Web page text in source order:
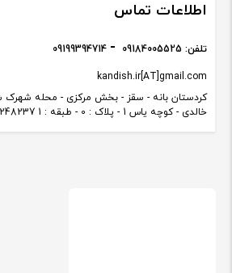
اطلاعات تماس
کردستان بانه - سقز - بخش مرکزی - محله شهرک
خالدی - کوچه یاس 1 - پلاک : 0 - طبقه : 1 08736248237 - 08736227961
kandish.ir[AT]gmail.com
تلفن: 09184005525
09199394714